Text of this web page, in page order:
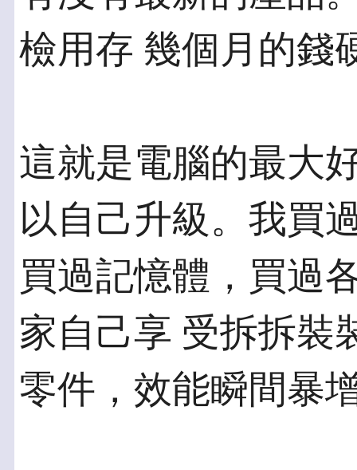
檢用存 幾個月的錢
這就是電腦的最大
以自己升級。我買
買過記憶體，買過
家自己享 受拆拆裝
零件，效能瞬間暴